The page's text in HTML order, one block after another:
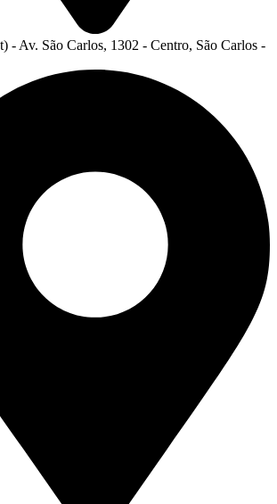
- Av. São Carlos, 1302 - Centro, São Carlos -